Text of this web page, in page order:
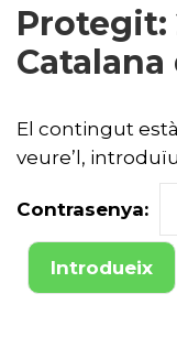
Protegit:
Catalana
El contingut
veure’l,
Contrasenya: